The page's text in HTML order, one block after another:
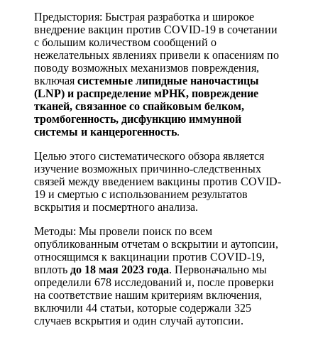
Предыстория: Быстрая разработка и широкое
внедрение вакцин против COVID-19 в сочетании
с большим количеством сообщений о
нежелательных явлениях привели к опасениям по
поводу возможных механизмов повреждения,
включая системные липидные наночастицы
(LNP) и распределение мРНК, повреждение
тканей, связанное со спайковым белком,
тромбогенность, дисфункцию иммунной
системы и канцерогенность.
Целью этого систематического обзора является
изучение возможных причинно-следственных
связей между введением вакцины против COVID-
19 и смертью с использованием результатов
вскрытия и посмертного анализа.
Методы: Мы провели поиск по всем
опубликованным отчетам о вскрытии и аутопсии,
относящимся к вакцинации против COVID-19,
вплоть до 18 мая 2023 года. Первоначально мы
определили 678 исследований и, после проверки
на соответствие нашим критериям включения,
включили 44 статьи, которые содержали 325
случаев вскрытия и один случай аутопсии.